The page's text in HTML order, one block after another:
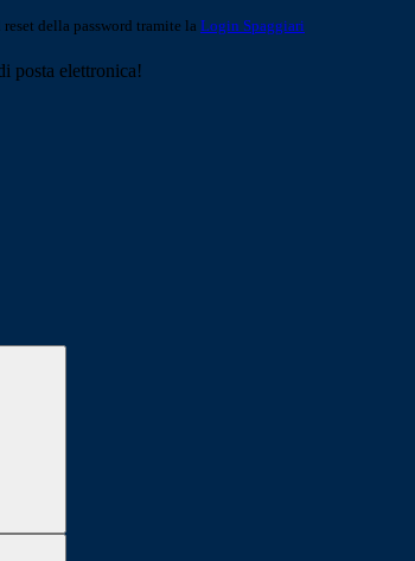
della password tramite la Login Spaggiari
posta elettronica!